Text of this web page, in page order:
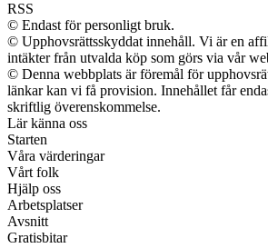
RSS
© Endast för personligt bruk.
© Upphovsrättsskyddat innehåll. Vi är en
intäkter från utvalda köp som görs via vår
© Denna webbplats är föremål för
länkar kan vi få provision. Innehållet får
skriftlig överenskommelse.
Lär känna oss
Starten
Våra värderingar
Vårt folk
Hjälp oss
Arbetsplatser
Avsnitt
Gratisbitar